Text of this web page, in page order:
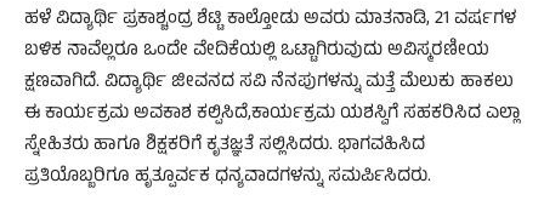
ಹಳೆ ವಿದ್ಯಾರ್ಥಿ ಪ್ರಕಾಶ್ಚಂದ್ರ ಶೆಟ್ಟಿ ಕಾಲ್ತೋಡು ಅವರು ಮಾತನಾಡಿ, 21 ವರ್ಷಗಳ
ಬಳಿಕ ನಾವೆಲ್ಲರೂ ಒಂದೇ ವೇದಿಕೆಯಲ್ಲಿ ಒಟ್ಟಾಗಿರುವುದು ಅವಿಸ್ಮರಣೀಯ
ಕ್ಷಣವಾಗಿದೆ. ವಿದ್ಯಾರ್ಥಿ ಜೀವನದ ಸವಿ ನೆನಪುಗಳನ್ನು ಮತ್ತೆ ಮೆಲುಕು ಹಾಕಲು
ಈ ಕಾರ್ಯಕ್ರಮ ಅವಕಾಶ ಕಲ್ಪಿಸಿದೆ,ಕಾರ್ಯಕ್ರಮ ಯಶಸ್ವಿಗೆ ಸಹಕರಿಸಿದ ಎಲ್ಲಾ
ಸ್ನೇಹಿತರು ಹಾಗೂ ಶಿಕ್ಷಕರಿಗೆ ಕೃತಜ್ಞತೆ ಸಲ್ಲಿಸಿದರು. ಭಾಗವಹಿಸಿದ
ಪ್ರತಿಯೊಬ್ಬರಿಗೂ ಹೃತ್ಪೂರ್ವಕ ಧನ್ಯವಾದಗಳನ್ನು ಸಮರ್ಪಿಸಿದರು.